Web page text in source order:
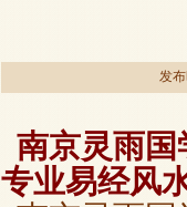
发
南京灵雨国
专业易经风